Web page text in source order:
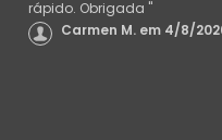
rápido. Obrigada "
Carmen M. em 4/8/